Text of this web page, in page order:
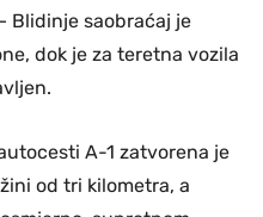
Blidinje saobraćaj je
dok je za teretna vozila
A-1 zatvorena je
od tri kilometra, a